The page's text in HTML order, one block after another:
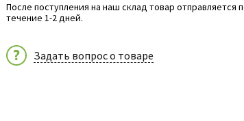
После поступления на наш склад товар отправляется
течение 1-2 дней.
Задать вопрос о товаре